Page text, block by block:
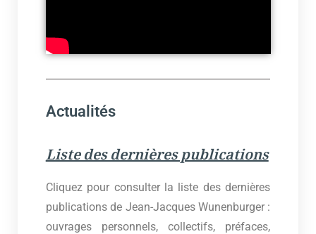
Actualités
Liste des dernières publications
Cliquez pour consulter la liste des dernières
publications de Jean-Jacques Wunenburger :
ouvrages personnels, collectifs, préfaces,